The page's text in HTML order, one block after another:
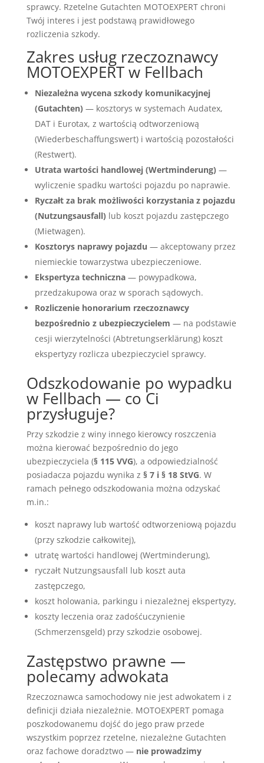
sprawcy. Rzetelne Gutachten MOTOEXPERT chroni
Twój interes i jest podstawą prawidłowego
rozliczenia szkody.
Zakres usług rzeczoznawcy
MOTOEXPERT w Fellbach
Niezależna wycena szkody komunikacyjnej
(Gutachten) — kosztorys w systemach Audatex,
DAT i Eurotax, z wartością odtworzeniową
(Wiederbeschaffungswert) i wartością pozostałości
(Restwert).
Utrata wartości handlowej (Wertminderung) —
wyliczenie spadku wartości pojazdu po naprawie.
Ryczałt za brak możliwości korzystania z pojazdu
(Nutzungsausfall) lub koszt pojazdu zastępczego
(Mietwagen).
Kosztorys naprawy pojazdu — akceptowany przez
niemieckie towarzystwa ubezpieczeniowe.
Ekspertyza techniczna— powypadkowa,
przedzakupowa oraz w sporach sądowych.
Rozliczenie honorarium rzeczoznawcy
bezpośrednio z ubezpieczycielem — na podstawie
cesji wierzytelności (Abtretungserklärung) koszt
ekspertyzy rozlicza ubezpieczyciel sprawcy.
Odszkodowanie po wypadku
w Fellbach — co Ci
przysługuje?
Przy szkodzie z winy innego kierowcy roszczenia
można kierować bezpośrednio do jego
ubezpieczyciela (§ 115 VVG), a odpowiedzialność
posiadacza pojazdu wynika z § 7 i § 18 StVG. W
ramach pełnego odszkodowania można odzyskać
m.in.:
koszt naprawy lub wartość odtworzeniową pojazdu
(przy szkodzie całkowitej),
utratę wartości handlowej (Wertminderung),
ryczałt Nutzungsausfall lub koszt auta
zastępczego,
koszt holowania, parkingu i niezależnej ekspertyzy,
koszty leczenia oraz zadośćuczynienie
(Schmerzensgeld) przy szkodzie osobowej.
Zastępstwo prawne —
polecamy adwokata
Rzeczoznawca samochodowy nie jest adwokatem i z
definicji działa niezależnie. MOTOEXPERT pomaga
poszkodowanemu dojść do jego praw przede
wszystkim poprzez rzetelne, niezależne Gutachten
oraz fachowe doradztwo — nie prowadzimy